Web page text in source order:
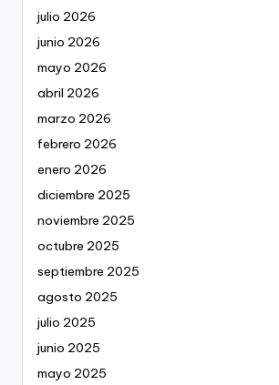
julio 2026
junio 2026
mayo 2026
abril 2026
marzo 2026
febrero 2026
enero 2026
diciembre 2025
noviembre 2025
octubre 2025
septiembre 2025
agosto 2025
julio 2025
junio 2025
mayo 2025